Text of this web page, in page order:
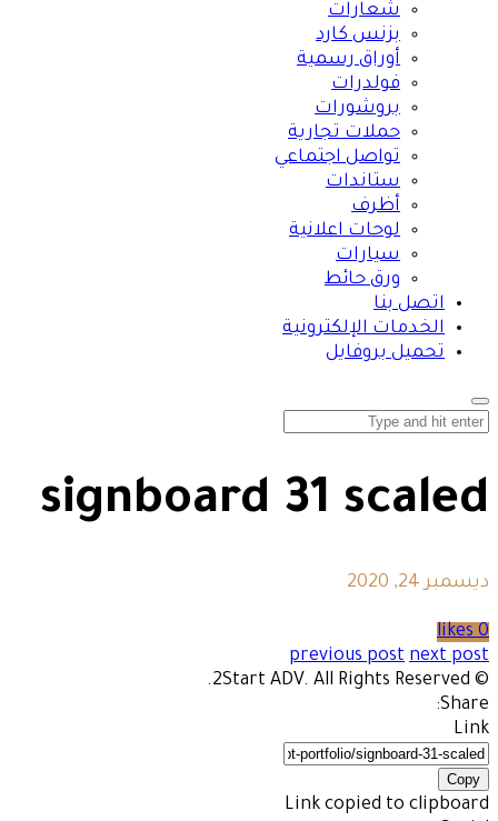
شعارات
بزنس كارد
أوراق رسمية
فولدرات
بروشورات
حملات تجارية
تواصل اجتماعي
ستاندات
أظرف
لوحات اعلانية
سيارات
ورق حائط
اتصل بنا
الخدمات الإلكترونية
تحميل بروفايل
signboard 31 scaled
ديسمبر 24, 2020
0 likes
previous post next post
© 2Start ADV. All Rights Reserved.
Share:
Link
Copy
Link copied to clipboard